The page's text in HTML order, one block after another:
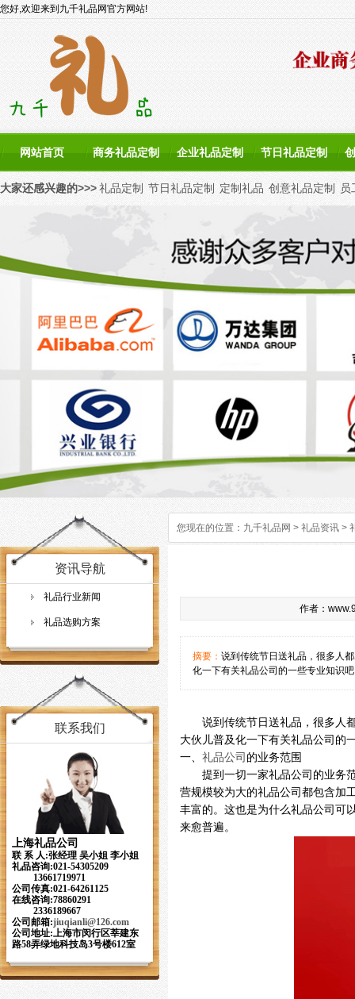
网站首页 商务礼品定制 企业礼品定制 节日礼品定制
您好,欢迎来到九千礼品网官方网站!
大家还感兴趣的>>>礼品定制 节日礼品定制 定制礼品 创意礼品定制 员
您现在的位置： 九千礼品网 > 礼品资讯 >
资讯导航
礼品行业新闻
礼品选购方案
联系我们
上海礼品公司
联 系 人:张经理 吴小姐 李小姐
礼品咨询:021-54305209
13661719971
公司传真:021-64261125
在线咨询:78860291
2336189667
公司邮箱:jiuqianli@126.com
公司地址:上海市闵行区莘建东
路58弄绿地科技岛3号楼612室
作者：
摘要： 说到传统节日送礼品，很多人
化一下有关礼品公司的一些专业知识
说到传统节日送礼品，很多人
大伙儿普及化一下有关礼品公司的
一、 礼品公司 的业务范围
提到一切一家礼品公司的业务
营规模较为大的礼品公司都包含加
丰富的。这也是为什么礼品公司可
来愈普遍。